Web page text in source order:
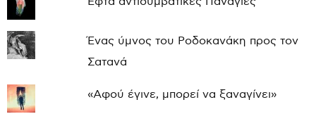
Ένας ύμνος του Ροδοκανάκη προς τον
Σατανά
«Αφού έγινε, μπορεί να ξαναγίνει»